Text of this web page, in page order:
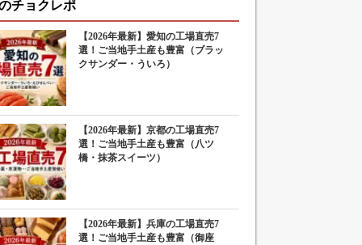
チョクレポ
【2026年最新】愛知の工場直売7
選！ご当地手土産も豊富（ブラッ
クサンダー・ういろ）
【2026年最新】京都の工場直売7
選！ご当地手土産も豊富（八ツ
橋・抹茶スイーツ）
【2026年最新】兵庫の工場直売7
選！ご当地手土産も豊富（御座